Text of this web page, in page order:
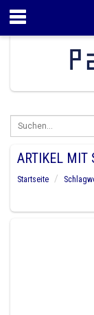
ARTIKEL MIT
Startseite